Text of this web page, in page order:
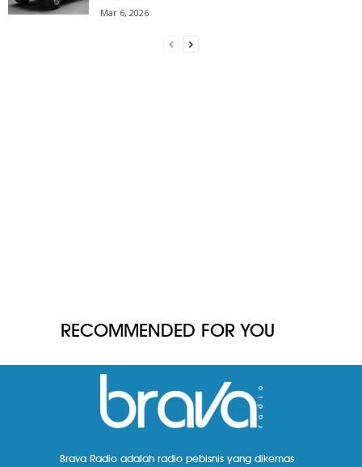
Mar 6, 2026
RECOMMENDED FOR YOU
Brava Radio adalah radio pebisnis yang dikemas